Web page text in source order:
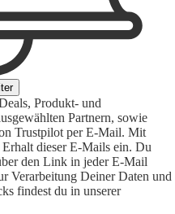
Produkt- und
Partnern, sowie
Trustpilot per E-Mail. Mit
dieser E-Mails ein. Du
den Link in jeder E-Mail
Verarbeitung Deiner Daten und
findest du in unserer